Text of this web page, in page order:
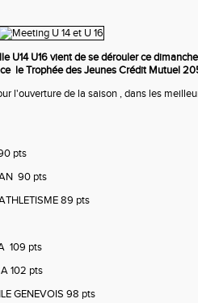
U14 U16 vient de se dérouler ce
le Trophée des Jeunes Crédit Mutuel
l'ouverture de la saison , dans les
pts
90 pts
89 pts
109 pts
102 pts
GENEVOIS 98 pts